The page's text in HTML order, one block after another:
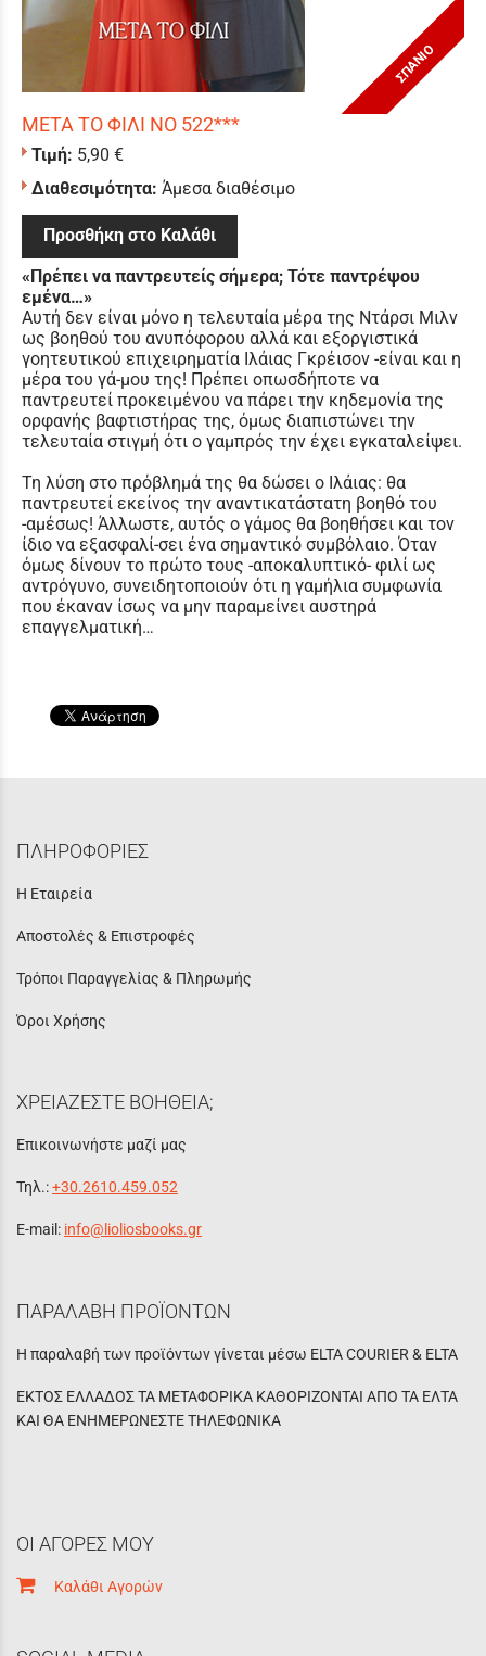
ΣΠΑΝΙΟ
ΜΕΤΑ ΤΟ ΦΙΛΙ ΝΟ 522***
Τιμή: 5,90 €
Διαθεσιμότητα: Άμεσα διαθέσιμο
Προσθήκη στο Καλάθι
«Πρέπει να παντρευτείς σήμερα; Τότε παντρέψου
εμένα…»
Αυτή δεν είναι μόνο η τελευταία μέρα της Ντάρσι Μιλν
ως βοηθού του ανυπόφορου αλλά και εξοργιστικά
γοητευτικού επιχειρηματία Ιλάιας Γκρέισον -είναι και η
μέρα του γά-μου της! Πρέπει οπωσδήποτε να
παντρευτεί προκειμένου να πάρει την κηδεμονία της
ορφανής βαφτιστήρας της, όμως διαπιστώνει την
τελευταία στιγμή ότι ο γαμπρός την έχει εγκαταλείψει.
Τη λύση στο πρόβλημά της θα δώσει ο Ιλάιας: θα
παντρευτεί εκείνος την αναντικατάστατη βοηθό του
-αμέσως! Άλλωστε, αυτός ο γάμος θα βοηθήσει και τον
ίδιο να εξασφαλί-σει ένα σημαντικό συμβόλαιο. Όταν
όμως δίνουν το πρώτο τους -αποκαλυπτικό- φιλί ως
αντρόγυνο, συνειδητοποιούν ότι η γαμήλια συμφωνία
που έκαναν ίσως να μην παραμείνει αυστηρά
επαγγελματική…
ΠΛΗΡΟΦΟΡΙΕΣ
Η Εταιρεία
Αποστολές & Επιστροφές
Τρόποι Παραγγελίας & Πληρωμής
Όροι Χρήσης
ΧΡΕΙΑΖΕΣΤΕ ΒΟΗΘΕΙΑ;
Επικοινωνήστε μαζί μας
Τηλ.:+30.2610.459.052
E-mail: info@lioliosbooks.gr
ΠΑΡΑΛΑΒΗ ΠΡΟΪΟΝΤΩΝ
Η παραλαβή των προϊόντων γίνεται μέσω ELTA COURIER & ELTA
ΕΚΤΟΣ ΕΛΛΑΔΟΣ ΤΑ ΜΕΤΑΦΟΡΙΚΑ ΚΑΘΟΡΙΖΟΝΤΑΙ ΑΠΟ ΤΑ ΕΛΤΑ
ΚΑΙ ΘΑ ΕΝΗΜΕΡΩΝΕΣΤΕ ΤΗΛΕΦΩΝΙΚΑ
ΟΙ ΑΓΟΡΕΣ ΜΟΥ
Καλάθι Αγορών